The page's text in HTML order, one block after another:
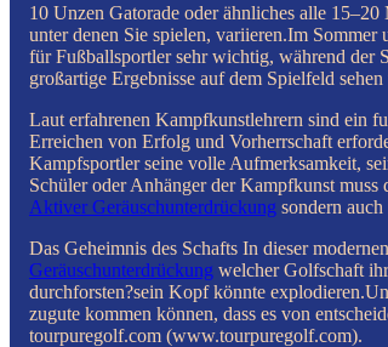
10 Unzen Gatorade oder ähnliches alle
unter denen Sie spielen, variieren.Im Sommer
für Fußballsportler sehr wichtig, während der
großartige Ergebnisse auf dem Spielfeld
Laut erfahrenen Kampfkunstlehrern sind ein
Erreichen von Erfolg und Vorherrschaft
Kampfsportler seine volle Aufmerksamkeit,
Schüler oder Anhänger der Kampfkunst
Aktiver Geräuschunterdrückung sondern
Das Geheimnis des Schafts In dieser
Geräuschunterdrückung welcher Golfschaft
durchforsten?sein Kopf könnte
zugute kommen können, dass es von
tourpuregolf.com (www.tourpuregolf.com).